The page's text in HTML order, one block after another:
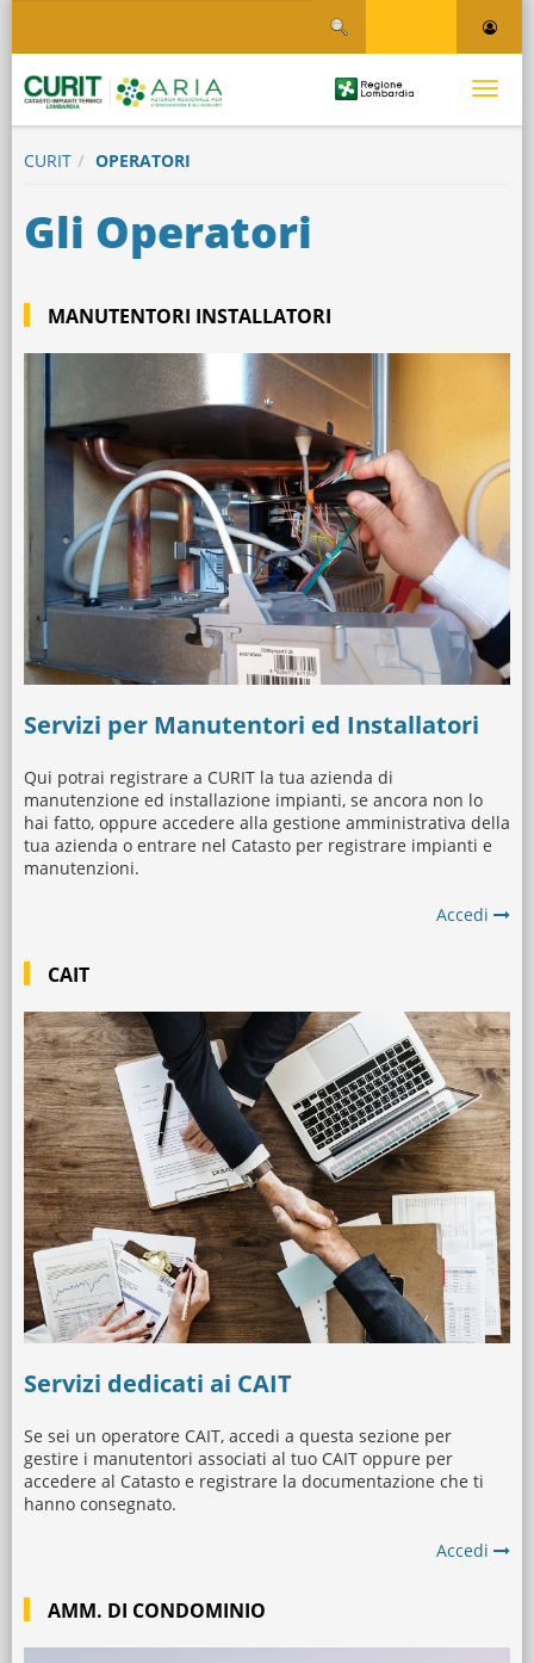
principale
Toggle
Logo
Logo
Regione
CURIT OPERATORI
Gli Operatori
MANUTENTORI INSTALLATORI
Servizi per Manutentori ed Installatori
Qui potrai registrare a CURIT la tua azienda di
manutenzione ed installazione impianti, se ancora non lo
hai fatto, oppure accedere alla gestione amministrativa della
tua azienda o entrare nel Catasto per registrare impianti e
manutenzioni.
Accedi
CAIT
Servizi dedicati ai CAIT
Se sei un operatore CAIT, accedi a questa sezione per
gestire i manutentori associati al tuo CAIT oppure per
accedere al Catasto e registrare la documentazione che ti
hanno consegnato.
Accedi
AMM. DI CONDOMINIO